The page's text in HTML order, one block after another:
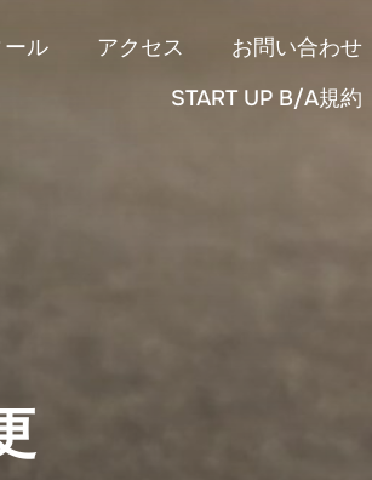
ル アクセス
お問い合わせ
START UP B/A規約